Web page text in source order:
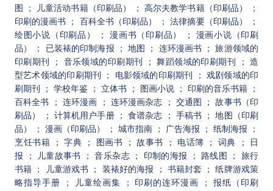
图
； 儿童活动书籍（印刷品） ； 高尔夫教学书籍（印刷品）
；
印刷的漫画书
； 百科全书（印刷品） ； 法律摘要（印刷品）
；
绘图小说（印刷品）
； 漫画书（印刷品）
； 漫画小说（印刷
品）
； 已装裱的印制海报 ； 地图 ； 连环漫画书
； 旅游领域的
印刷期刊
； 音乐领域的印刷期刊 ； 舞蹈领域的印刷期刊
； 造
型艺术领域的印刷期刊
； 电影领域的印刷期刊
； 戏剧领域的印
刷期刊
； 学校年鉴 ； 立体书 ； 图画小说 ； 印刷的音乐书籍
；
百科全书
； 连环漫画 ； 连环漫画杂志 ； 交通图
； 故事书（印
刷品）
； 计算机用户手册 ； 食谱杂志 ； 手稿书
； 地图（印刷
品）
； 漫画（印刷品） ； 城市指南 ； 广告海报 ； 纸制海报
；
烹饪书籍
； 字典 ； 图画书 ； 故事书 ； 电话簿 ； 词典
； 日
报
； 儿童故事书 ； 音乐杂志 ； 印制的海报 ； 路线图
； 旅行
书籍
； 儿童游戏书 ； 装裱好的海报 ； 书籍封套
； 纸牌游戏策
略指导手册
； 儿童绘画集 ； 印刷的连环漫画
； 报纸（印刷